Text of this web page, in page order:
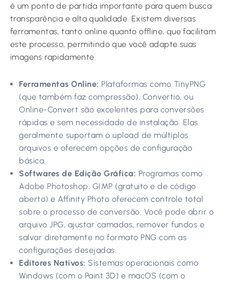
é um ponto de partida importante para quem busca
transparência e alta qualidade. Existem diversas
ferramentas, tanto online quanto offline, que facilitam
este processo, permitindo que você adapte suas
imagens rapidamente.
Ferramentas Online: Plataformas como TinyPNG
(que também faz compressão), Convertio, ou
Online-Convert são excelentes para conversões
rápidas e sem necessidade de instalação. Elas
geralmente suportam o upload de múltiplos
arquivos e oferecem opções de configuração
básica.
Softwares de Edição Gráfica: Programas como
Adobe Photoshop, GIMP (gratuito e de código
aberto) e Affinity Photo oferecem controle total
sobre o processo de conversão. Você pode abrir o
arquivo JPG, ajustar camadas, remover fundos e
salvar diretamente no formato PNG com as
configurações desejadas.
Editores Nativos: Sistemas operacionais como
Windows (com o Paint 3D) e macOS (com o